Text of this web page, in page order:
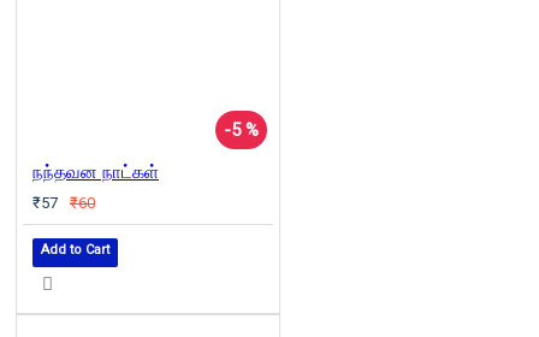
-5 %
நந்தவன நாட்கள்
₹57 ₹60
Add to Cart